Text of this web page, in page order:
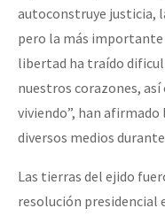
autoconstruye justicia,
pero la más importante
libertad ha traído
nuestros corazones,
viviendo”, han
diversos medios
Las tierras del ejido
resolución presidencial